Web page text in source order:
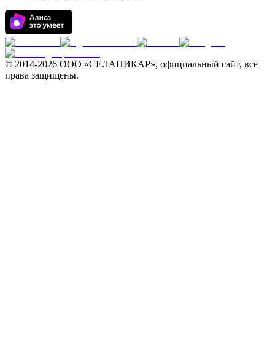
© 2014-2026 ООО «СЕЛАНИКАР», официальный сайт, все
права защищены.